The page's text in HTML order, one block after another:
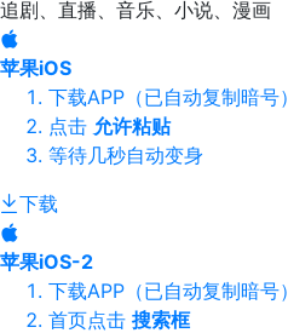
追剧、直播、音乐、小说、漫画
苹果iOS
下载APP（已自动复制暗号）
点击 允许粘贴
等待几秒自动变身
下载
苹果iOS-2
下载APP（已自动复制暗号）
首页点击 搜索框